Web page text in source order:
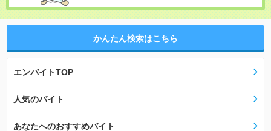
かんたん検索はこちら
エンバイトTOP
人気のバイト
あなたへのおすすめバイト